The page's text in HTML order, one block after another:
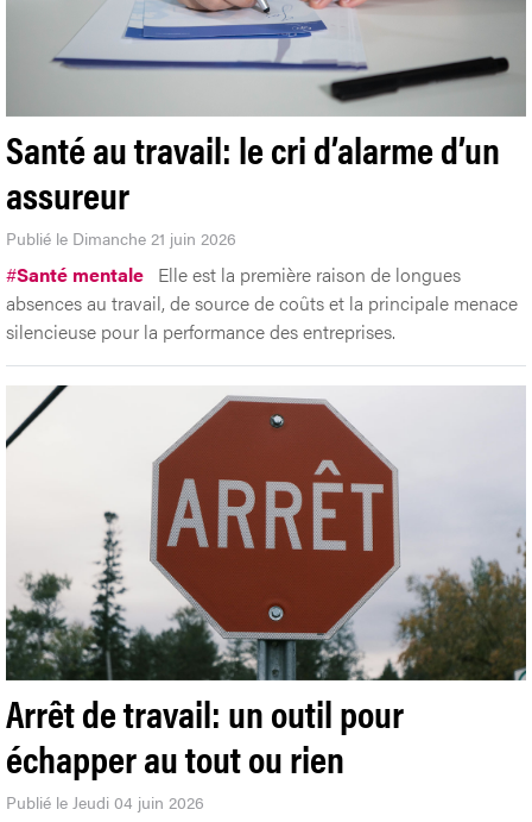
Santé au travail: le cri d’alarme d’un
assureur
Publié le Dimanche 21 juin 2026
#Santé mentale Elle est la première raison de longues
absences au travail, de source de coûts et la principale menace
silencieuse pour la performance des entreprises.
Arrêt de travail: un outil pour
échapper au tout ou rien
Publié le Jeudi 04 juin 2026